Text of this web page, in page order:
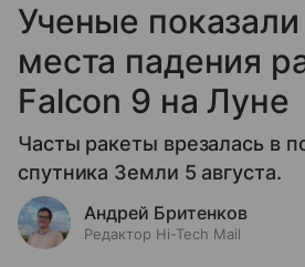
Ученые
места падения
Falcon 9 на Луне
Часты ракеты врезалась в
спутника Земли 5 августа.
Андрей Бритенков
Редактор Hi-Tech Mail